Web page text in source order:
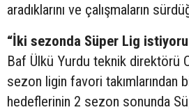
aradıklarını ve çalışmaların
“İki sezonda Süper Lig
Baf Ülkü Yurdu teknik direktörü
sezon ligin favori takımlarından
hedeflerinin 2 sezon sonunda